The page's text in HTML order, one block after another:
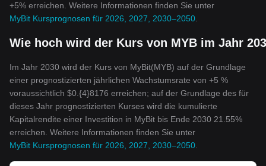
+5% erreichen. Weitere Informationen finden Sie unter
MyBit Kursprognosen für 2026, 2027, 2030–2050
Wie hoch wird der Kurs von MYB im Jahr
Im Jahr 2030 wird der Kurs von MyBit(MYB) auf der Grundlage
einer prognostizierten jährlichen Wachstumsrate von +5 %
voraussichtlich $0.{4}8176 erreichen; auf der Grundlage des für
dieses Jahr prognostizierten Kurses wird die kumulierte
Kapitalrendite einer Investition in MyBit bis Ende 2030 21.55%
erreichen. Weitere Informationen finden Sie unter
MyBit Kursprognosen für 2026, 2027, 2030–2050